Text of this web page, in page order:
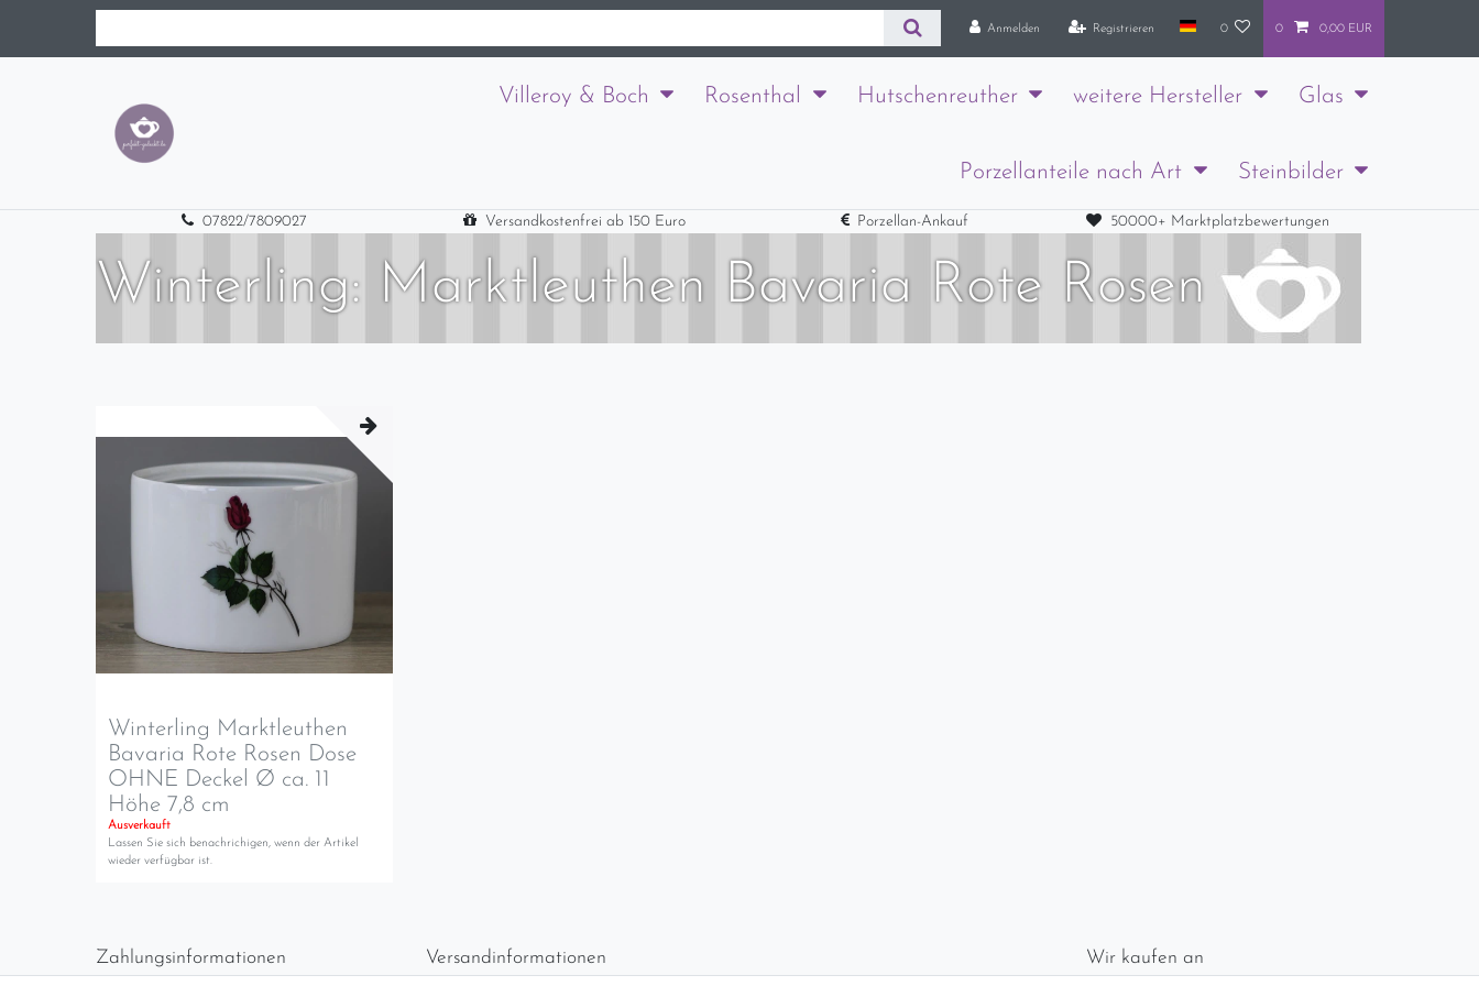
Anmelden Registrieren 0 0 0,00 EUR
Villeroy & Boch Rosenthal Hutschenreuther weitere Hersteller Glas
Porzellanteile nach Art Steinbilder
07822/7809027 Versandkostenfrei ab 150 Euro Porzellan-Ankauf 50000+ Marktplatzbewertungen
Winterling: Marktleuthen Bavaria Rote Rosen
Winterling Marktleuthen
Bavaria Rote Rosen Dose
OHNE Deckel Ø ca. 11
Höhe 7,8 cm
Ausverkauft
Lassen Sie sich benachrichigen, wenn der Artikel
wieder verfügbar ist.
Zahlungsinformationen Versandinformationen Wir kaufen an